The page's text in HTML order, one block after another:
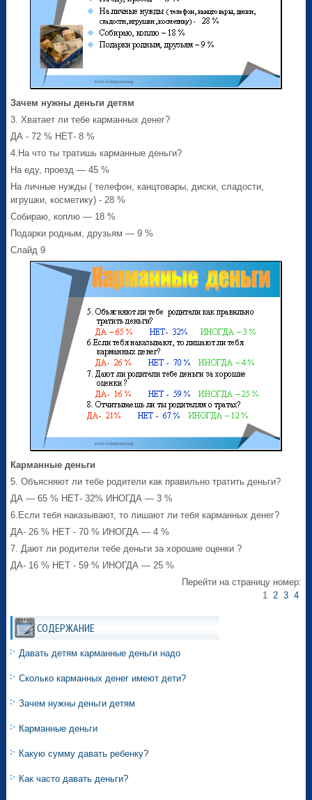
Зачем нужны деньги детям
3. Хватает ли тебе карманных денег?
ДА - 72 % НЕТ- 8 %
4.На что ты тратишь карманные деньги?
На еду, проезд — 45 %
На личные нужды ( телефон, канцтовары, диски, сладости,
игрушки, косметику) - 28 %
Собираю, коплю — 18 %
Подарки родным, друзьям — 9 %
Слайд 9
Карманные деньги
5. Объясняют ли тебе родители как правильно тратить деньги?
ДА — 65 % НЕТ- 32% ИНОГДА — 3 %
6.Если тебя наказывают, то лишают ли тебя карманных денег?
ДА- 26 % НЕТ - 70 % ИНОГДА — 4 %
7. Дают ли родители тебе деньги за хорошие оценки ?
ДА- 16 % НЕТ - 59 % ИНОГДА — 25 %
Перейти на страницу номер:
1 2 3 4
СОДЕРЖАНИЕ
Давать детям карманные деньги надо
Сколько карманных денег имеют дети?
Зачем нужны деньги детям
Карманные деньги
Какую сумму давать ребенку?
Как часто давать деньги?